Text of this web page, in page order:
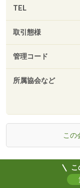
TEL
取引態様
管理コード
所属協会など
この
こ